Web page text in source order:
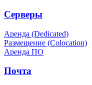
Серверы
Аренда (Dedicated)
Размещение (Colocation)
Аренда ПО
Почта